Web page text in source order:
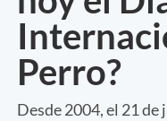
Perro?
Desde 2004, el 21